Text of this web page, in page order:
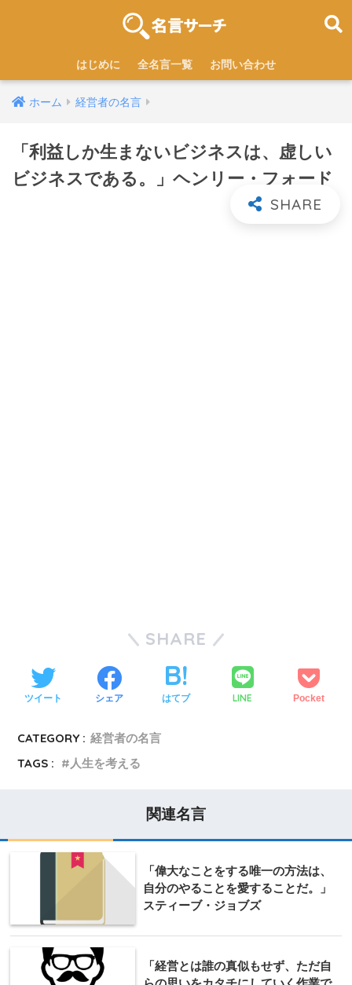
はじめに 全名言一覧 お問い合わせ
ホーム 経営者の名言
「利益しか生まないビジネスは、虚しい
ビジネスである。」ヘンリー・フォード
SHARE
ツイート シェア はてブ LINE Pocket
CATEGORY : 経営者の名言
TAGS :
人生を考える
関連名言
「偉大なことをする唯一の方法は、
自分のやることを愛することだ。」
スティーブ・ジョブズ
「経営とは誰の真似もせず、ただ自